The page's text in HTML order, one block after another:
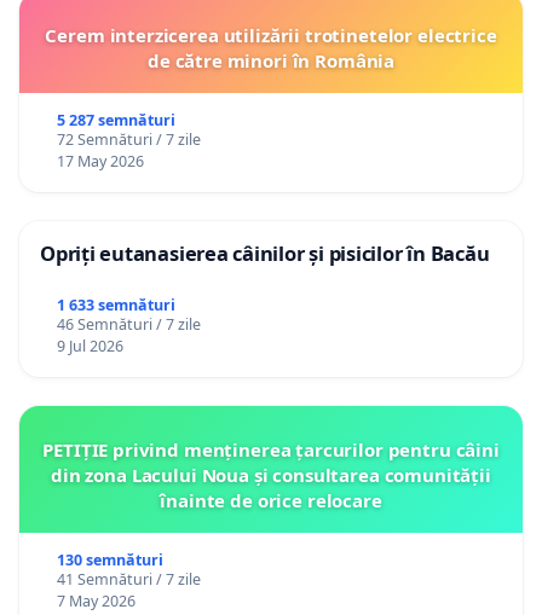
Cerem interzicerea utilizării trotinetelor electrice
de către minori în România
5 287 semnături
72 Semnături / 7 zile
17 May 2026
Opriți eutanasierea câinilor și pisicilor în Bacău
1 633 semnături
46 Semnături / 7 zile
9 Jul 2026
PETIȚIE privind menținerea țarcurilor pentru câini
din zona Lacului Noua și consultarea comunității
înainte de orice relocare
130 semnături
41 Semnături / 7 zile
7 May 2026